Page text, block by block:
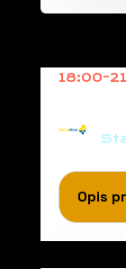
18:00-
Opis